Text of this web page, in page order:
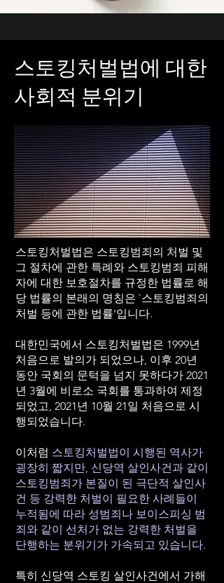
스토킹처벌법에 대한
사회적 분위기
스토킹처벌법은 스토킹범죄의 처벌 및
그 절차에 관한 특례와 스토킹범죄 피해
자에 대한 보호절차를 규정한 법률로 해
당 법률의 본래의 명칭은 `스토킹범죄의
처벌 등에 관한 법률'입니다.
대한민국에서 스토킹처벌법은 1999년
처음으로 발의가 되었으나, 이후 20년
동안 국회의 문턱을 넘지 못하다가 2021
년 3월에 비로소 국회를 통과하여 제정
되었고, 2021년 10월 21일 처음으로 시
행되었습니다.
이처럼 스토킹처벌법이 시행된 역사가
굉장히 짧지만, 신당역 살인사건과 같이
스토킹범죄가 본질이 된 극단적 살인사
건 등 강력한 처벌이 필요한 사례들이
누적됨에 따라 성범죄나 보이스피싱 범
죄와 같이 선처가 없는 강력한 처벌을
단행하는 분위기가 가속되고 있습니다.
특히 신당역 스토킹 살인사건에서 가해